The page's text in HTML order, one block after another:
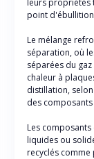
leurs propriétés
point
Le mélange
séparation, où
séparées du
chaleur à
distillation,
des
Les
liquides ou
recyclés